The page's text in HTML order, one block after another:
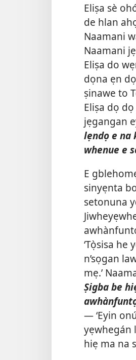
Eliṣa sè
de hlan
Naamani
Naamani
Eliṣa do
dọna ẹn
ṣinawe to
Eliṣa dọ
jẹgangan
lẹndọ e na
whenue e
E
sinyẹnta
setonuna
‘Tọ̀sisa he
n’sọgan
mẹ.’
Ṣigba be
— ‘Eyin
yẹwhegán
hiẹ ma na